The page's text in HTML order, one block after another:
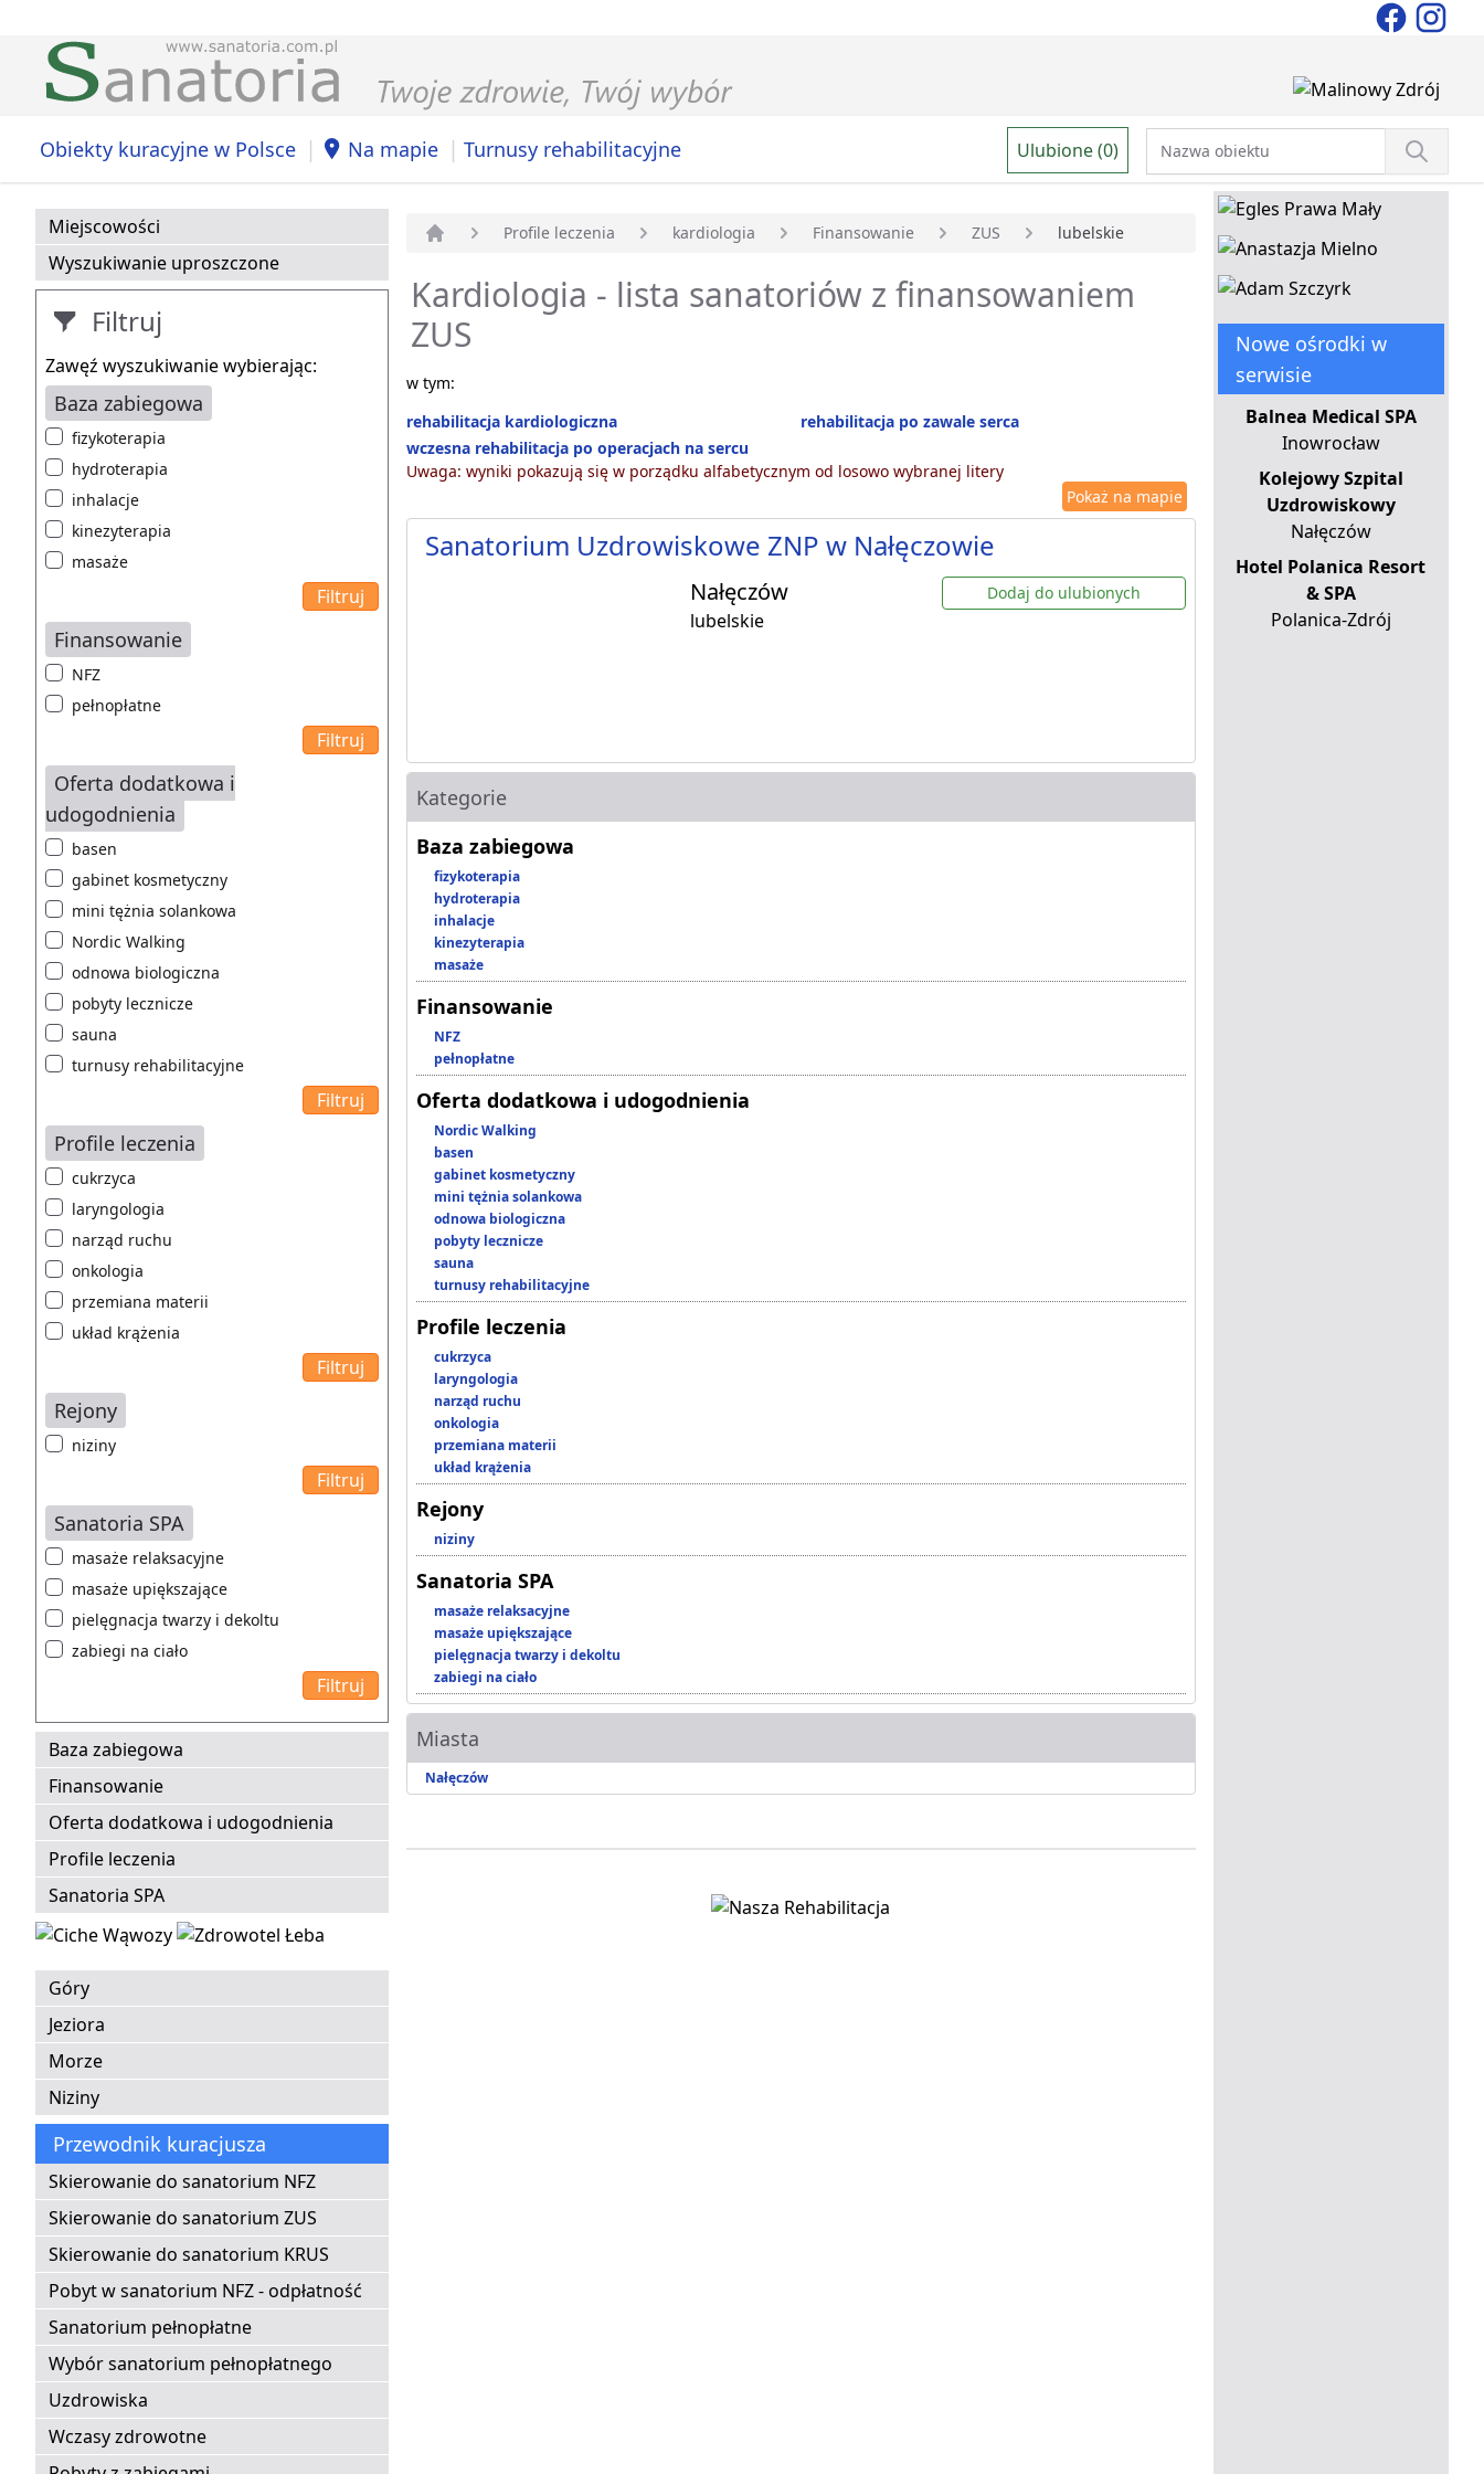
Obiekty kuracyjne w Polsce | Na mapie | Turnusy rehabilitacyjne Ulubione (0)
Miejscowości
Wyszukiwanie uproszczone
Filtruj
Zawęź wyszukiwanie wybierając:
Baza zabiegowa
fizykoterapia
hydroterapia
inhalacje
kinezyterapia
masaże
Finansowanie
NFZ
pełnopłatne
Oferta dodatkowa i
udogodnienia
basen
gabinet kosmetyczny
mini tężnia solankowa
Nordic Walking
odnowa biologiczna
pobyty lecznicze
sauna
turnusy rehabilitacyjne
Profile leczenia
cukrzyca
laryngologia
narząd ruchu
onkologia
przemiana materii
układ krążenia
Rejony
niziny
Sanatoria SPA
masaże relaksacyjne
masaże upiększające
pielęgnacja twarzy i dekoltu
zabiegi na ciało
Baza zabiegowa
Finansowanie
Oferta dodatkowa i udogodnienia
Profile leczenia
Sanatoria SPA
Góry
Jeziora
Morze
Niziny
Przewodnik kuracjusza
Skierowanie do sanatorium NFZ
Skierowanie do sanatorium ZUS
Skierowanie do sanatorium KRUS
Pobyt w sanatorium NFZ - odpłatność
Sanatorium pełnopłatne
Wybór sanatorium pełnopłatnego
Uzdrowiska
Wczasy zdrowotne
Profile leczenia kardiologia Finansowanie ZUS lubelskie
Kardiologia - lista sanatoriów z finansowaniem
ZUS
w tym:
rehabilitacja kardiologiczna
rehabilitacja po zawale serca
wczesna rehabilitacja po operacjach na sercu
Uwaga: wyniki pokazują się w porządku alfabetycznym od losowo wybranej litery
Pokaż na mapie
Sanatorium Uzdrowiskowe ZNP w Nałęczowie
Nałęczów
lubelskie
Dodaj do ulubionych
Kategorie
Baza zabiegowa
fizykoterapia
hydroterapia
inhalacje
kinezyterapia
masaże
Finansowanie
NFZ
pełnopłatne
Oferta dodatkowa i udogodnienia
Nordic Walking
basen
gabinet kosmetyczny
mini tężnia solankowa
odnowa biologiczna
pobyty lecznicze
sauna
turnusy rehabilitacyjne
Profile leczenia
cukrzyca
laryngologia
narząd ruchu
onkologia
przemiana materii
układ krążenia
Rejony
niziny
Sanatoria SPA
masaże relaksacyjne
masaże upiększające
pielęgnacja twarzy i dekoltu
zabiegi na ciało
Miasta
Nałęczów
Nowe ośrodki w
serwisie
Balnea Medical SPA
Inowrocław
Kolejowy Szpital
Uzdrowiskowy
Nałęczów
Hotel Polanica Resort
& SPA
Polanica-Zdrój